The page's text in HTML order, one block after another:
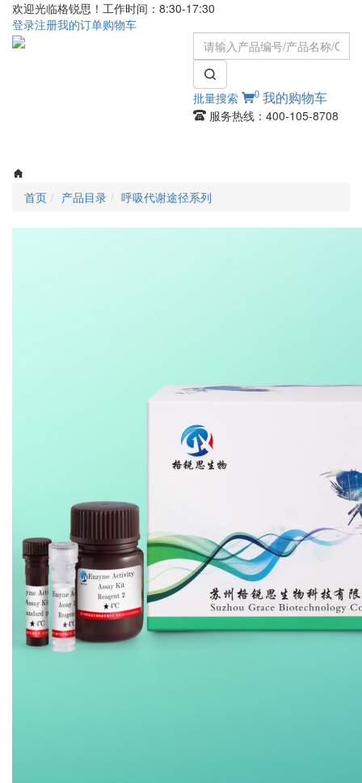
欢迎光临格锐思！工作时间：8:30-17:30
登录注册我的订单购物车
批量搜索 0 我的购物车
服务热线：400-105-8708
首页 产品目录 呼吸代谢途径系列